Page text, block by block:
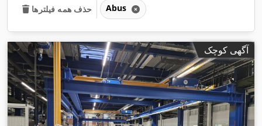
حذف همه فیلترها Abus
آگهی کوچک